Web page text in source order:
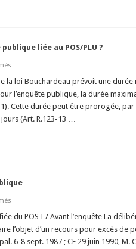
liée au POS/PLU ?
sur
scolaires
enquête
publique
liée
au
la loi Bouchardeau prévoit une durée
l’enquête publique, la durée
Cette durée peut être prorogée,
(Art. R.123-13 …
sur
difficultés
l’enquête
publique
du POS I / Avant l’enquête La
l’objet d’un recours pour excès de
6-8 sept. 1987 ; CE 29 juin 1990, M.